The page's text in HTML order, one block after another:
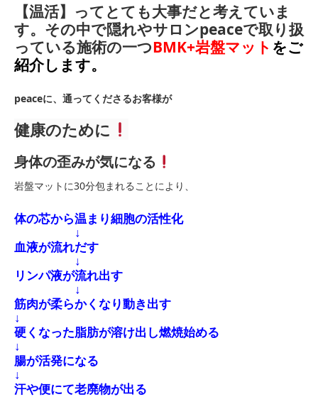
【温活】ってとても大事だと考えていま
す。その中で隠れやサロンpeaceで取り扱
っている施術の一つBMK+岩盤マット をご
紹介します。
peaceに、通ってくださるお客様が
健康のために
身体の歪みが気になる
岩盤マットに30分包まれることにより、
体の芯から温まり細胞の活性化
↓
血液が流れだす
↓
リンパ液が流れ出す
↓
筋肉が柔らかくなり動き出す
↓
硬くなった脂肪が溶け出し燃焼始める
↓
腸が活発になる
↓
汗や便にて老廃物が出る